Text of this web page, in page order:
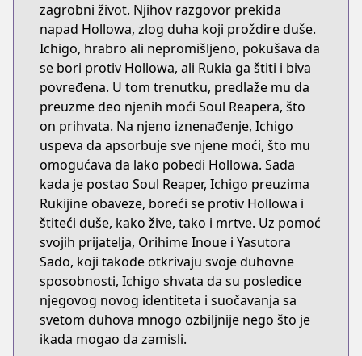
zagrobni život. Njihov razgovor prekida
napad Hollowa, zlog duha koji proždire duše.
Ichigo, hrabro ali nepromišljeno, pokušava da
se bori protiv Hollowa, ali Rukia ga štiti i biva
povređena. U tom trenutku, predlaže mu da
preuzme deo njenih moći Soul Reapera, što
on prihvata. Na njeno iznenađenje, Ichigo
uspeva da apsorbuje sve njene moći, što mu
omogućava da lako pobedi Hollowa. Sada
kada je postao Soul Reaper, Ichigo preuzima
Rukijine obaveze, boreći se protiv Hollowa i
štiteći duše, kako žive, tako i mrtve. Uz pomoć
svojih prijatelja, Orihime Inoue i Yasutora
Sado, koji takođe otkrivaju svoje duhovne
sposobnosti, Ichigo shvata da su posledice
njegovog novog identiteta i suočavanja sa
svetom duhova mnogo ozbiljnije nego što je
ikada mogao da zamisli.